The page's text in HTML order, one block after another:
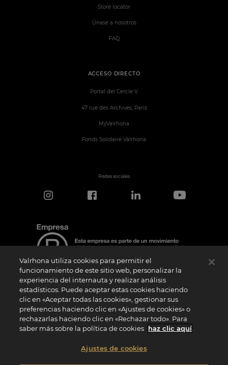
ACCESO DIRECTO
Portal del Cercle V
47 rue des Archives, Paris
MyValrhona
Fonds Solidaire Valrhona
Store locator
Únase a nosotros
FAQ
Redes sociales
Aviso de certificación
El logotipo “Certified B Corporation” lo concede B Lab, una organización privada sin
ánimo de lucro, a empresas como la nuestra que han superado con éxito la
Evaluación de Impacto B (“BIA”) y cumplen los requisitos de B Lab en cuanto a
rendimiento social y medioambiental, responsabilidad y transparencia. B Lab no es
un organismo de evaluación de la conformidad en el sentido del Reglamento (UE) nº
sentido del Reglamento (UE) nº 1025/2012. Los criterios BIA son distintos e
independientes de las normas armonizadas emitidas por las normas ISO u otros
Valrhona utiliza cookies para permitir el
funcionamiento de este sitio web, personalizar la
experiencia del internauta y realizar análisis
estadísticos. Puede aceptar estas cookies haciendo
clic en «Aceptar todas las cookies», gestionar sus
preferencias haciendo clic en «Ajustes de cookies» o
rechazarlas haciendo clic en «Rechazar todo». Para
saber más sobre la política de cookies haz clic aquí
Ajustes de cookies